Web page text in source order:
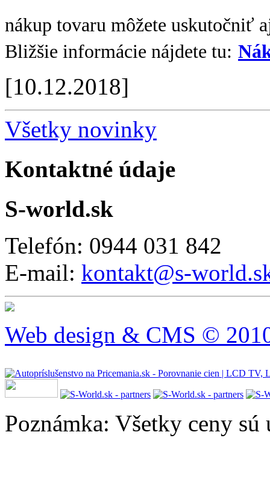
nákup tovaru môžete uskutočniť
Bližšie informácie nájdete tu:
[10.12.2018]
Všetky novinky
Kontaktné údaje
S-world.sk
Telefón: 0944 031 842
E-mail: kontakt@s-
Web design & CMS ©
Poznámka: Všetky ceny sú